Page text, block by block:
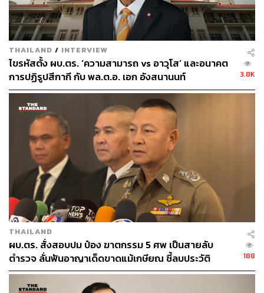
THAILAND / INTERVIEW
ไขรหัสตั้ง ผบ.ตร. ‘ความสามารถ vs อาวุโส’ และอนาคต
การปฏิรูปสีกากี กับ พล.ต.อ. เอก อังสนานนท์
3.8K
THAILAND
ผบ.ตร. สั่งสอบปม ป๋อง ฆาตกรรม 5 ศพ เป็นสายลับ
ตำรวจ ลั่นฟันอาญาเด็ดขาดแม้เกษียณ ชี้ลบประวัติ
อาชญากรเองไม่ได้
188